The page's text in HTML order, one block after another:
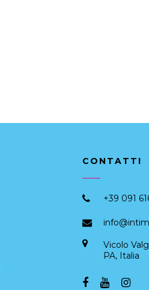
CONTATTI
+39 091
Vicolo
PA, Italia